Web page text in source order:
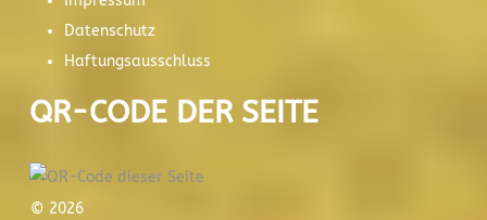
Datenschutz
Haftungsausschluss
QR-CODE DER SEITE
© 2026